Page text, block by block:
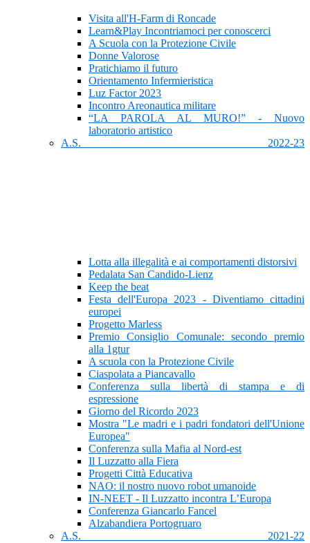
Visita all'H-Farm di Roncade
Learn&Play Incontriamoci per conoscerci
A Scuola con la Protezione Civile
Donne Valorose
Pratichiamo il futuro
Orientamento Infermieristica
Luz Factor 2023
Incontro Areonautica militare
“LA PAROLA AL MURO!” - Nuovo
laboratorio artistico
A.S. 2022-23
Lotta alla illegalità e ai comportamenti distorsivi
Pedalata San Candido-Lienz
Keep the beat
Festa dell'Europa 2023 - Diventiamo cittadini
europei
Progetto Marless
Premio Consiglio Comunale: secondo premio
alla 1gtur
A scuola con la Protezione Civile
Ciaspolata a Piancavallo
Conferenza sulla libertà di stampa e di
espressione
Giorno del Ricordo 2023
Mostra "Le madri e i padri fondatori dell'Unione
Europea"
Conferenza sulla Mafia al Nord-est
Il Luzzatto alla Fiera
Progetti Città Educativa
NAO: il nostro nuovo robot umanoide
IN-NEET - Il Luzzatto incontra L’Europa
Conferenza Giancarlo Fancel
Alzabandiera Portogruaro
A.S. 2021-22